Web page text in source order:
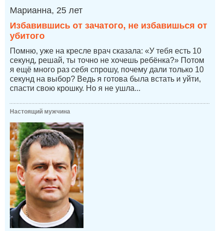
Марианна, 25 лет
Избавившись от зачатого, не избавишься от
убитого
Помню, уже на кресле врач сказала: «У тебя есть 10
секунд, решай, ты точно не хочешь ребёнка?» Потом
я ещё много раз себя спрошу, почему дали только 10
секунд на выбор? Ведь я готова была встать и уйти,
спасти свою крошку. Но я не ушла...
Настоящий мужчина